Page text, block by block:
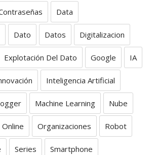
Data
Dato Datos Digitalizacion
Explotación Del Dato Google IA
Inteligencia Artificial
Machine Learning Nube
Online Organizaciones Robot
Series Smartphone